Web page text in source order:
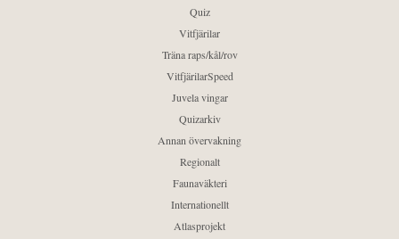
Quiz
Vitfjärilar
Träna raps/kål/rov
VitfjärilarSpeed
Juvela vingar
Quizarkiv
Annan övervakning
Regionalt
Faunaväkteri
Internationellt
Atlasprojekt